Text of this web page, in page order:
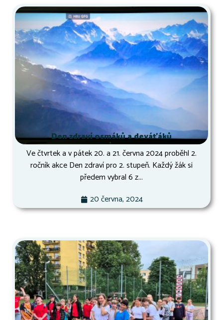
Den zdraví osmáků a deváťáků
Ve čtvrtek a v pátek 20. a 21. června 2024 proběhl 2.
ročník akce Den zdraví pro 2. stupeň. Každý žák si
předem vybral 6 z...
20 června, 2024